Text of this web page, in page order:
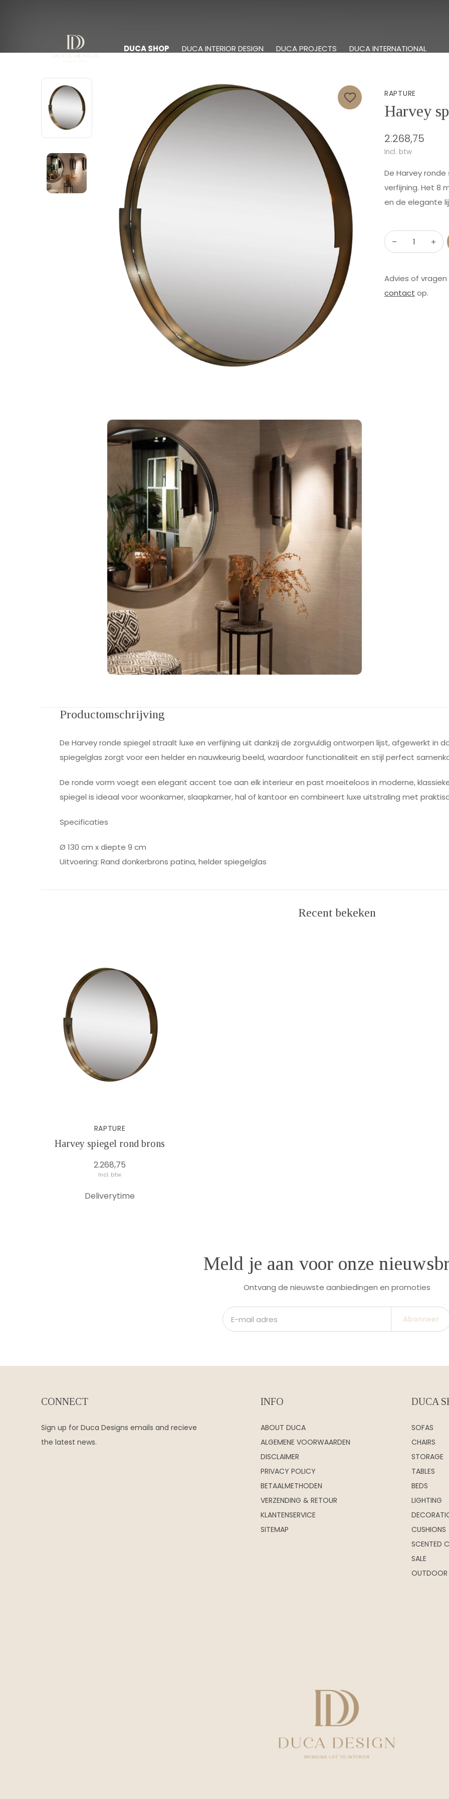
DUCA SHOP DUCA INTERIOR DESIGN DUCA PROJECTS DUCA INTERNATIONAL
RAPTURE
Harvey
2.268,75
Incl. btw
De Harvey
verfijning. Het 8
en de elegante
Advies of
contact op.
Productomschrijving
De Harvey ronde spiegel straalt luxe en verfijning uit dankzij de zorgvuldig ontworpen lijst, afgewerkt in
spiegelglas zorgt voor een helder en nauwkeurig beeld, waardoor functionaliteit en stijl perfect
De ronde vorm voegt een elegant accent toe aan elk interieur en past moeiteloos in moderne,
spiegel is ideaal voor woonkamer, slaapkamer, hal of kantoor en combineert luxe uitstraling met
Specificaties
Ø 130 cm x diepte 9 cm
Uitvoering: Rand donkerbrons patina, helder spiegelglas
Recent bekeken
RAPTURE
Harvey spiegel rond brons
2.268,75
Incl. btw
Deliverytime
Meld je aan voor onze
Ontvang de nieuwste aanbiedingen en promoties
Abonneer
CONNECT
Sign up for Duca Designs emails and recieve
the latest news.
INFO
ABOUT DUCA
ALGEMENE VOORWAARDEN
DISCLAIMER
PRIVACY POLICY
BETAALMETHODEN
VERZENDING & RETOUR
KLANTENSERVICE
SITEMAP
DUCA
SOFAS
CHAIRS
STORAGE
TABLES
BEDS
LIGHTING
CUSHIONS
SCENTED
SALE
OUTDOOR